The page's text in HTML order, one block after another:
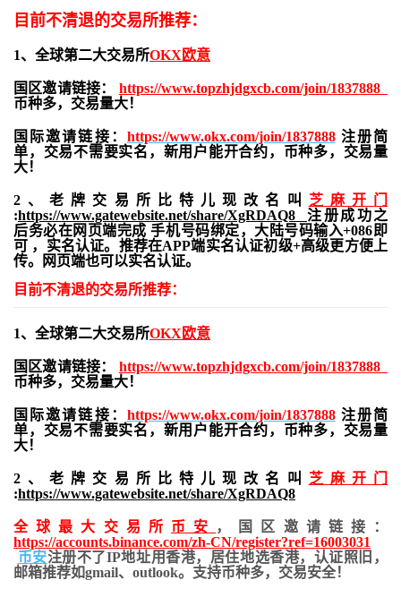
目前不清退的交易所推荐：
1、全球第二大交易所OKX欧意
国区邀请链接： https://www.topzhjdgxcb.com/join/1837888
币种多，交易量大！
国际邀请链接： https://www.okx.com/join/1837888注册简
单，交易不需要实名，新用户能开合约， 币种多，交易量
大！
2、老牌交易所比特儿现改名叫 芝麻开门
:https://www.gatewebsite.net/share/XgRDAQ8 注册成功之
后务必在网页端完成 手机号码绑定，大陆号码输入+086即
可 ，实名认证。推荐在APP端实名认证初级+高级更方便上
传。网页端也可以实名认证。
目前不清退的交易所推荐：
1、全球第二大交易所OKX欧意
国区邀请链接： https://www.topzhjdgxcb.com/join/1837888
币种多，交易量大！
国际邀请链接： https://www.okx.com/join/1837888注册简
单，交易不需要实名，新用户能开合约， 币种多，交易量
大！
2、老牌交易所比特儿现改名叫 芝麻开门
:https://www.gatewebsite.net/share/XgRDAQ8
全球最大交易所 币安
，国区邀请链接：
https://accounts.binance.com/zh-CN/register?ref=16003031
币安注册不了IP地址用香港，居住地选香港，认证照旧，
邮箱推荐如gmail、outlook。支持币种多，交易安全！